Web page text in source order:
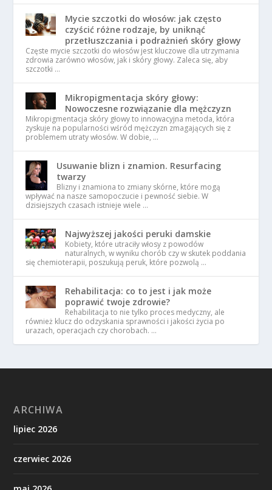
Mycie szczotki do włosów: jak często
czyścić różne rodzaje, by uniknąć
przetłuszczania i podrażnień skóry głowy
Częste mycie szczotki do włosów jest kluczowe dla utrzymania
zdrowia zarówno włosów, jak i skóry głowy. Zaleca się, aby
szczotki …
Mikropigmentacja skóry głowy:
Nowoczesne rozwiązanie dla mężczyzn
Mikropigmentacja skóry głowy to innowacyjna metoda, która
zyskuje na popularności wśród mężczyzn zmagających się z
problemem utraty włosów. W dobie, …
Usuwanie blizn i znamion. Resurfacing
twarzy
Blizny i znamiona to zmiany skórne, które mogą
wpływać na nasze samopoczucie i pewność siebie. W
dzisiejszych czasach istnieje wiele …
Najwyższej jakości peruki damskie
Kobiety, które utraciły włosy z powodów
naturalnych, w wyniku chorób czy w skutek poddania
się chemioterapii, poszukują peruk, które pozwolą …
Rehabilitacja: co to jest i jak może
poprawić twoje zdrowie?
Rehabilitacja to nie tylko proces medyczny, ale
również klucz do odzyskania sprawności i jakości życia po
urazach, operacjach czy chorobach. …
ARCHIWA
lipiec 2026
czerwiec 2026